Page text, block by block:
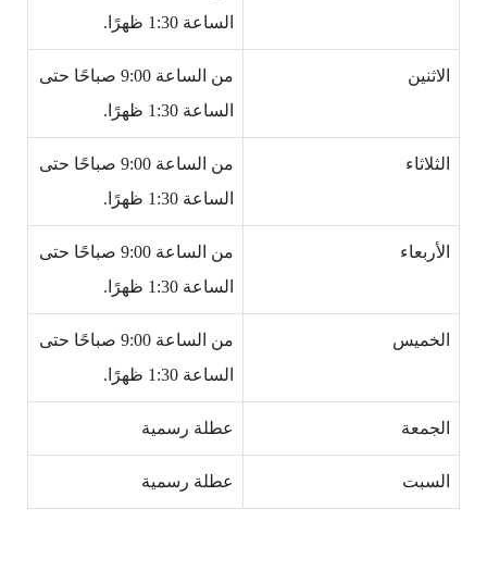
الساعة 1:30 ظهرًا.
الاثنين
من الساعة 9:00 صباحًا حتى
الساعة 1:30 ظهرًا.
الثلاثاء
من الساعة 9:00 صباحًا حتى
الساعة 1:30 ظهرًا.
الأربعاء
من الساعة 9:00 صباحًا حتى
الساعة 1:30 ظهرًا.
الخميس
من الساعة 9:00 صباحًا حتى
الساعة 1:30 ظهرًا.
الجمعة عطلة رسمية
السبت عطلة رسمية